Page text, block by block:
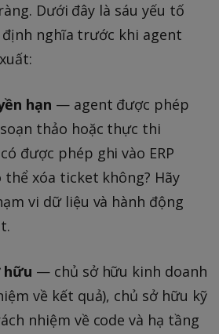
Dưới đây là sáu yếu tố
nghĩa trước khi agent
hạn — agent được phép
thảo hoặc thực thi
được phép ghi vào ERP
thể xóa ticket không? Hãy
vi dữ liệu và hành động
hữu — chủ sở hữu kinh doanh
về kết quả), chủ sở hữu kỹ
nhiệm về code và hạ tầng